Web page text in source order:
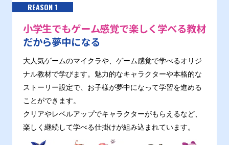
REASON 1
小学生でもゲーム感覚で楽しく学べる教材
だから夢中になる
大人気ゲームのマイクラや、ゲーム感覚で学べるオリジ
ナル教材で学びます。魅力的なキャラクターや本格的な
ストーリー設定で、お子様が夢中になって学習を進める
ことができます。
クリアやレベルアップでキャラクターがもらえるなど、
楽しく継続して学べる仕掛けが組み込まれています。